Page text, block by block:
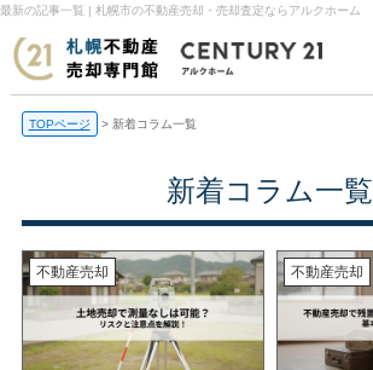
最新の記事一覧 | 札幌市の不動産売却・売却査定ならアルクホーム
TOPページ > 新着コラム一覧
新着コラム一覧
不動産売却 不動産売却